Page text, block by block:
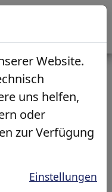
Website.
uns helfen,
oder
zur Verfügung
Einstellungen
| Klima
| Klima